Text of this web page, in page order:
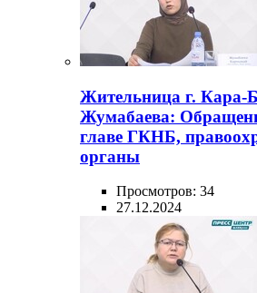
Жительница г. Кара-
Жумабаева:
главе ГКНБ,
органы
Просмотров: 34
27.12.2024